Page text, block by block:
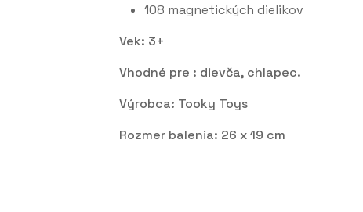
108 magnetických dielikov
Vek: 3+
Vhodné pre : dievča, chlapec.
Výrobca: Tooky Toys
Rozmer balenia: 26 x 19 cm